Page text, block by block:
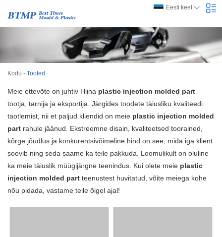
Eesti keel
Kodu - Tooted
Meie ettevõte on juhtiv Hiina plastic injection molded part
tootja, tarnija ja eksportija. Järgides toodete täiusliku kvaliteedi
taotlemist, nii et paljud kliendid on meie plastic injection molded
part rahule jäänud. Ekstreemne disain, kvaliteetsed toorained,
kõrge jõudlus ja konkurentsivõimeline hind on see, mida iga klient
soovib ning seda saame ka teile pakkuda. Loomulikult on oluline
ka meie täiuslik müügijärgne teenindus. Kui olete meie plastic
injection molded part teenustest huvitatud, võite meiega kohe
nõu pidada, vastame teile õigel ajal!